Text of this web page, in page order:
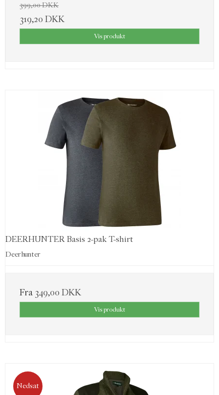
399,00 DKK
319,20 DKK
Vis produkt
DEERHUNTER Basis 2-pak T-shirt
Deerhunter
Fra 349,00 DKK
Vis produkt
Nedsat